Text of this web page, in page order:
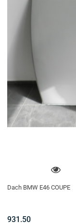
Dach BMW E46 COUPE
931.50